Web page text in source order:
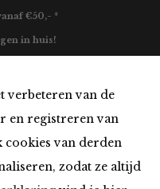
verbeteren van de
en registreren van
cookies van derden
zodat ze altijd
€50,- *
in huis!